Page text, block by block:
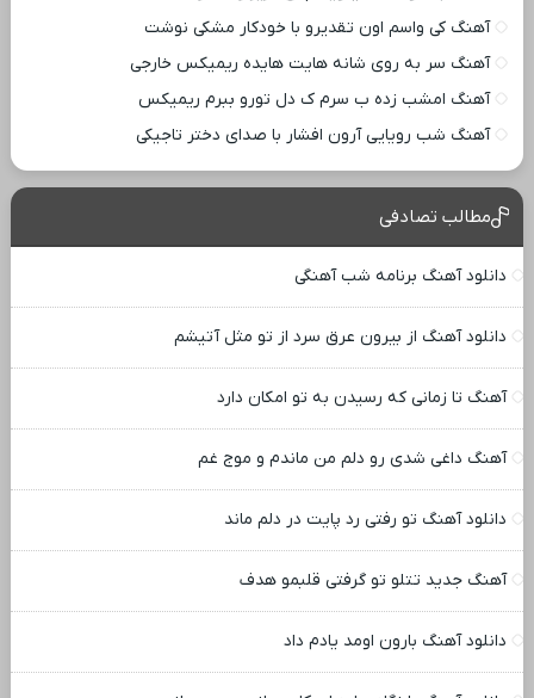
آهنگ کی واسم اون تقدیرو با خودکار مشکی نوشت
آهنگ سر به روی شانه هایت هایده ریمیکس خارجی
آهنگ امشب زده ب سرم ک دل تورو ببرم ریمیکس
آهنگ شب رویایی آرون افشار با صدای دختر تاجیکی
مطالب تصادفی
دانلود آهنگ برنامه شب آهنگی
دانلود آهنگ از بیرون عرق سرد از تو مثل آتیشم
آهنگ تا زمانی که رسیدن به تو امکان دارد
آهنگ داغی شدی رو دلم من ماندم و موج غم
دانلود آهنگ تو رفتی رد پایت در دلم ماند
آهنگ جدید تتلو تو گرفتی قلبمو هدف
دانلود آهنگ بارون اومد یادم داد